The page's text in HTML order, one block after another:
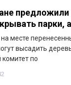
парки,
на месте
высадить
по